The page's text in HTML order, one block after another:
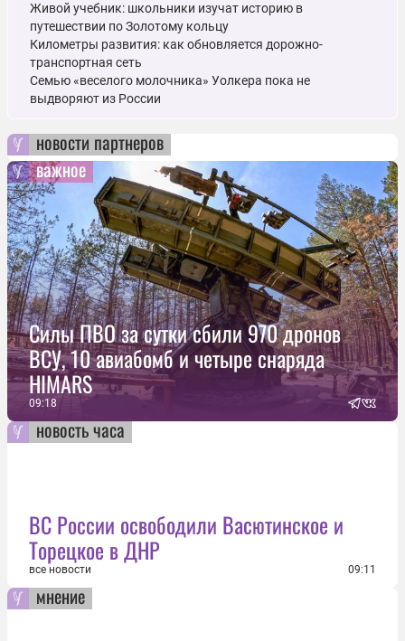
Живой учебник: школьники изучат историю в
путешествии по Золотому кольцу
Километры развития: как обновляется дорожно-
транспортная сеть
Семью «веселого молочника» Уолкера пока не
выдворяют из России
новости партнеров
важное
Силы ПВО за сутки сбили 970 дронов
ВСУ, 10 авиабомб и четыре снаряда
HIMARS
09:18
новость часа
ВС России освободили Васютинское и
Торецкое в ДНР
все новости 09:11
мнение